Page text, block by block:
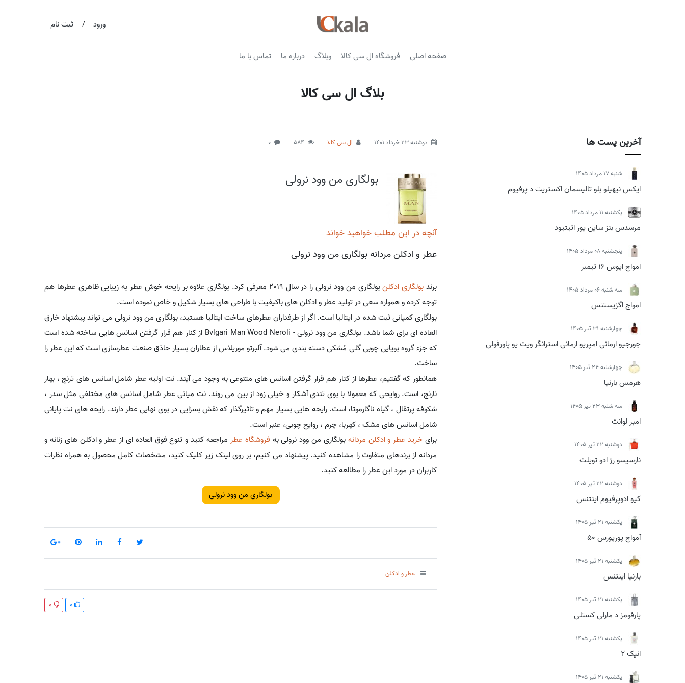
ورود / ثبت نام
صفحه اصلی فروشگاه ال سی کالا وبلاگ درباره ما تماس با ما
بلاگ ال سی کالا
آخرین پست ها
شنبه 17 مرداد 1405
ایکس نیهیلو بلو تالیسمان اکستریت د پرفیوم
يكشنبه 11 مرداد 1405
مرسدس بنز ساین یور اتیتیود
پنجشنبه 08 مرداد 1405
امواج اپوس 16 تیمبر
سه شنبه 06 مرداد 1405
امواج اگزیستنس
چهارشنبه 31 تیر 1405
جورجیو ارمانی امپریو ارمانی استرانگر ویت یو پاورفولی
چهارشنبه 24 تیر 1405
هرمس بارنیا
سه شنبه 23 تیر 1405
امبر لوانت
دوشنبه 22 تیر 1405
نارسیسو رژ ادو تویلت
دوشنبه 22 تیر 1405
کیو ادوپرفیوم اینتنس
يكشنبه 21 تیر 1405
آمواج پورپورس 50
يكشنبه 21 تیر 1405
بارنیا اینتنس
يكشنبه 21 تیر 1405
پارفومز د مارلی کستلی
يكشنبه 21 تیر 1405
انیک 2
يكشنبه 21 تیر 1405
دوشنبه 23 خرداد 1401 ال سی کالا 584
0
بولگاری من وود نرولی
آنچه در این مطلب خواهید خواند
عطر و ادکلن مردانه بولگاری من وود نرولی
برند بولگاری ادکلن
بولگاری من وود نرولی را در سال 2019 معرفی کرد. بولگاری علاوه بر رایحه خوش عطر به زیبایی ظاهری عطرها هم
توجه کرده و همواره سعی در تولید عطر و ادکلن های باکیفیت با طراحی های بسیار شکیل و خاص نموده است.
بولگاری کمپانی ثبت شده در ایتالیا است. اگر از طرفداران عطرهای ساخت ایتالیا هستید، بولگاری من وود نرولی می تواند پیشنهاد خارق
العاده ای برای شما باشد. بولگاری من وود نرولی - Bvlgari Man Wood Neroli از کنار هم قرار گرفتن اسانس هایی ساخته شده است
که جزء گروه بویایی چوبی گلی مُشکی دسته بندی می شود. آلبرتو موریلاس از عطاران بسیار حاذق صنعت عطرسازی است که این عطر را
ساخت.
همانطور که گفتیم، عطرها از کنار هم قرار گرفتن اسانس های متنوعی به وجود می آیند. نت اولیه عطر شامل اسانس های ترنج ، بهار
نارنج، است. روایحی که معمولا با بوی تندی آشکار و خیلی زود از بین می روند. نت میانی عطر شامل اسانس های مختلفی مثل سدر ،
شکوفه پرتقال ، گیاه ناگارموتا، است. رایحه هایی بسیار مهم و تاثیرگذار که نقش بسزایی در بوی نهایی عطر دارند. رایحه های نت پایانی
شامل اسانس های مشک ، کهربا، چرم ، روایح چوبی، عنبر است.
برای خرید عطر و ادکلن مردانه بولگاری من وود نرولی به فروشگاه عطر مراجعه کنید و تنوع فوق العاده ای از عطر و ادکلن های زنانه و
مردانه از برندهای متفاوت را مشاهده کنید. پیشنهاد می کنیم، بر روی لینک زیر کلیک کنید، مشخصات کامل محصول به همراه نظرات
کاربران در مورد این عطر را مطالعه کنید.
بولگاری من وود نرولی
عطر و ادکلن